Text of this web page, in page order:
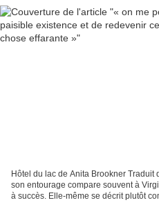
Hôtel du lac de Anita Brookner Traduit
son entourage compare souvent à
à succès. Elle-même se décrit plutôt